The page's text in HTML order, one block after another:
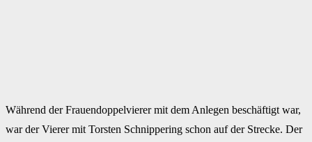
Während der Frauendoppelvierer mit dem Anlegen beschäftigt war,
war der Vierer mit Torsten Schnippering schon auf der Strecke. Der